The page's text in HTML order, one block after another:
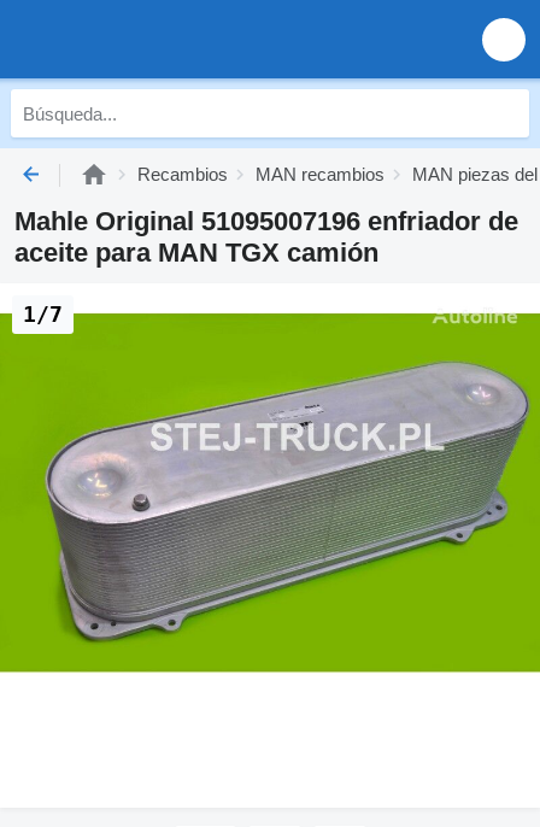
Recambios MAN recambios MAN piezas
Mahle Original 51095007196 enfriador de
aceite para MAN TGX camión
1/7